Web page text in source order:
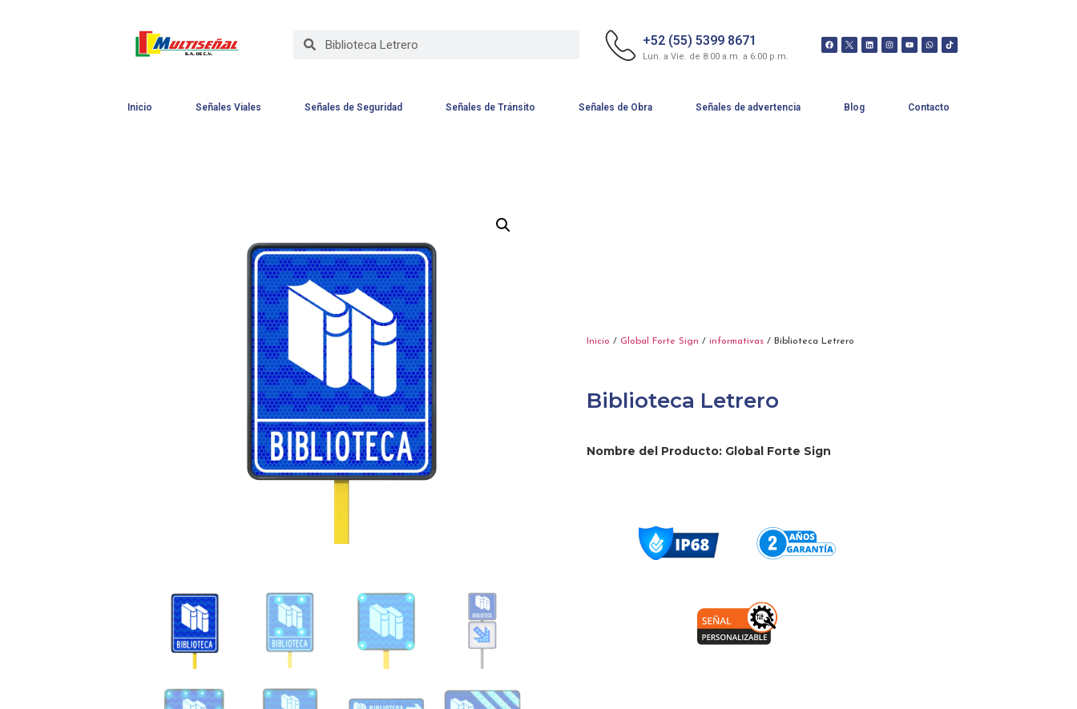
+52 (55) 5399 8671
Lun. a Vie. de 8:00 a.m. a 6:00 p.m.
Inicio Señales Viales Señales de Seguridad Señales de Tránsito Señales de Obra Señales de advertencia Blog Contacto
Inicio / Global Forte Sign / informativas / Biblioteca Letrero
Biblioteca Letrero
Nombre del Producto: Global Forte Sign